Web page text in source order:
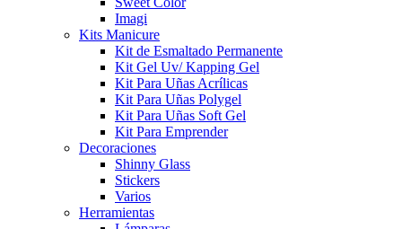
Imagi
Kits Manicure
Kit de Esmaltado Permanente
Kit Gel Uv/ Kapping Gel
Kit Para Uñas Acrílicas
Kit Para Uñas Polygel
Kit Para Uñas Soft Gel
Kit Para Emprender
Decoraciones
Shinny Glass
Stickers
Varios
Herramientas